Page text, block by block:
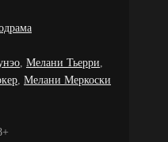
Мелани Тьерри
Мелани Меркоски